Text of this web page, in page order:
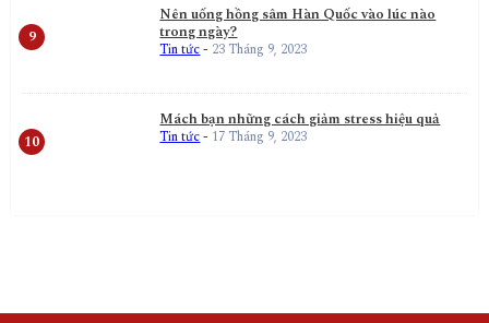
Nên uống hồng sâm Hàn Quốc vào lúc nào
trong ngày?
Tin tức- 23 Tháng 9, 2023
Mách bạn những cách giảm stress hiệu quả
Tin tức- 17 Tháng 9, 2023
Kết nối với chúng tôi